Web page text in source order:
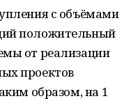
с объёмами
положительный
от реализации
проектов
образом, на 1